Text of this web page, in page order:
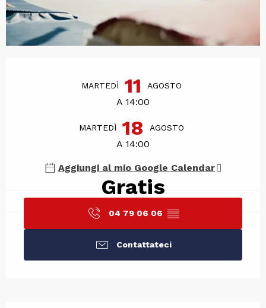
MARTEDÌ 11 AGOSTO
A 14:00
MARTEDÌ 18 AGOSTO
A 14:00
Aggiungi al mio Google Calendar
Gratis
04 79 06 06 ▒▒
Contattateci